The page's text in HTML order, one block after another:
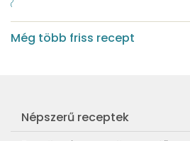
Még több friss recept
Népszerű receptek